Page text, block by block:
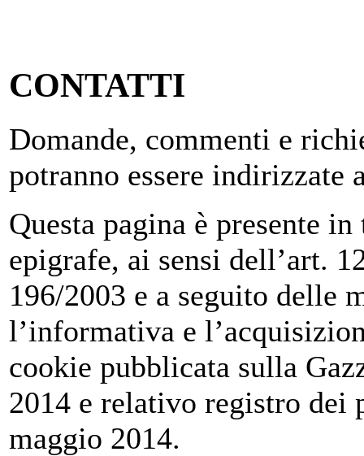
CONTATTI
Domande, commenti e
potranno essere indirizzate
Questa pagina è presente
epigrafe, ai sensi dell’art.
196/2003 e a seguito delle
l’informativa e
cookie pubblicata sulla
2014 e relativo registro dei
maggio 2014.